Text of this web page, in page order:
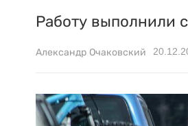
Работу выполнили
Александр Очаковский